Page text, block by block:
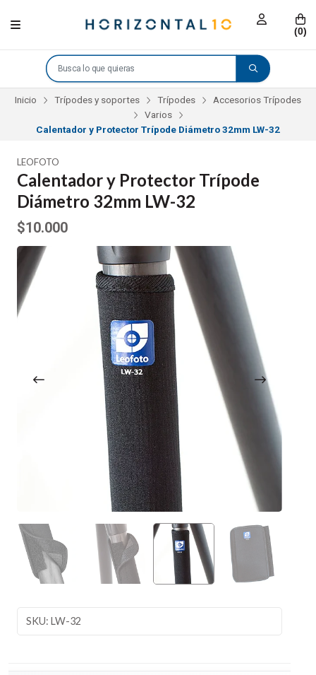
(0)
Inicio Trípodes y soportes Trípodes
Accesorios Trípodes
Varios
Calentador y Protector Trípode Diámetro 32mm LW-32
LEOFOTO
Calentador y Protector Trípode
Diámetro 32mm LW-32
$10.000
SKU: LW-32